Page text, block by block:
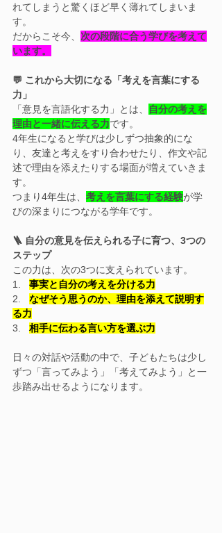
れてしまうと驚くほど早く薄れてしまいま
す。
だからこそ今、 次の段階に合う学びを考えて
います。
💬 これから大切になる「考えを言葉にする
力」
「意見を言語化する力」とは、
自分の考えを
理由と一緒に伝える力です。
4年生になると学びは少しずつ抽象的にな
り、友達と考えをすり合わせたり、作文や記
述で理由を添えたりする場面が増えていきま
す。
つまり4年生は、 考えを言葉にする経験が学
びの深まりにつながる学年です。
🪜 自分の意見を伝えられる子に育つ、3つの
ステップ
この力は、次の3つに支えられています。
1. 事実と自分の考えを分ける力
2. なぜそう思うのか、理由を添えて説明す
る力
3. 相手に伝わる言い方を選ぶ力
日々の対話や活動の中で、子どもたちは少し
ずつ「言ってみよう」「考えてみよう」と一
歩踏み出せるようになります。